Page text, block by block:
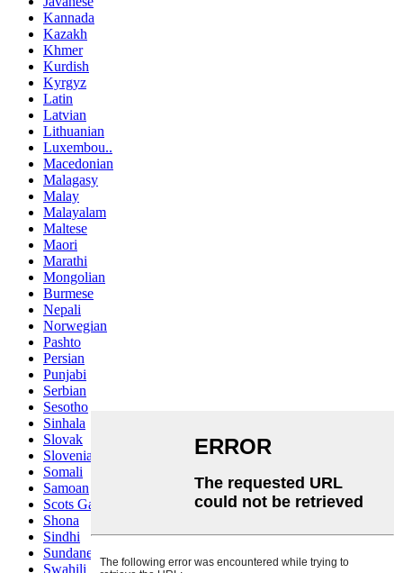
Kannada
Kazakh
Khmer
Kurdish
Kyrgyz
Latin
Latvian
Lithuanian
Luxembou..
Macedonian
Malagasy
Malay
Malayalam
Maltese
Maori
Marathi
Mongolian
Burmese
Nepali
Norwegian
Pashto
Persian
Punjabi
Serbian
Sesotho
Sinhala
Slovak
Slovenian
Somali
Samoan
Scots Gaelic
Shona
Sindhi
Sundanese
Swahili